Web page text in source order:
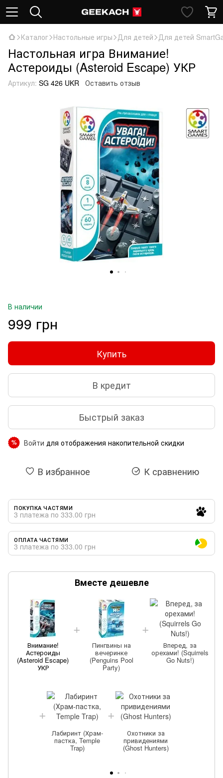
Каталог Настольные игры Для детей Для детей
Настольная игра Внимание!
Астероиды (Asteroid Escape) УКР
Артикул: SG 426 UKR Оставить отзыв
В наличии
999 грн
Купить
В кредит
Быстрый заказ
% Войти для отображения накопительной скидки
В избранное К сравнению
ПОКУПКА ЧАСТЯМИ
3 платежа по 333.00 грн
ОПЛАТА ЧАСТЯМИ
3 платежа по 333.00 грн
Вместе дешевле
Внимание!
Астероиды
(Asteroid Escape)
УКР
Пингвины на
вечеринке
(Penguins Pool
Party)
Вперед, за
орехами! (Squirrels
Go Nuts!)
Лабиринт (Храм-
пастка, Temple
Trap)
Охотники за
привидениями
(Ghost Hunters)